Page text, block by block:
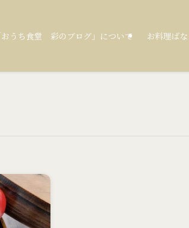
おうち食堂 彩のブログ」について お料理ば